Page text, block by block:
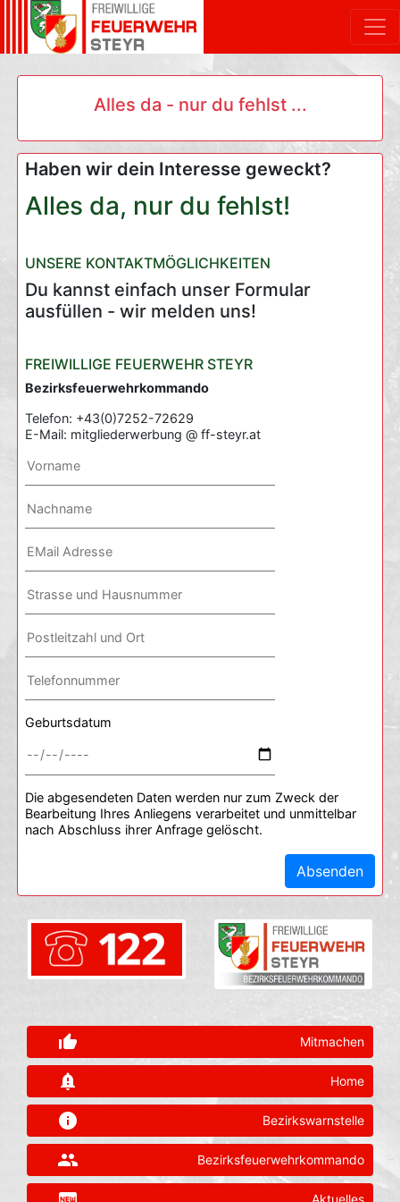
Alles da - nur du fehlst ...
Haben wir dein Interesse geweckt?
Alles da, nur du fehlst!
UNSERE KONTAKTMÖGLICHKEITEN
Du kannst einfach unser Formular
ausfüllen - wir melden uns!
FREIWILLIGE FEUERWEHR STEYR
Bezirksfeuerwehrkommando
Telefon: +43(0)7252-72629
E-Mail: mitgliederwerbung @ ff-steyr.at
Geburtsdatum
Die abgesendeten Daten werden nur zum Zweck der
Bearbeitung Ihres Anliegens verarbeitet und unmittelbar
nach Abschluss ihrer Anfrage gelöscht.
Absenden
thumb_up_alt Mitmachen
notification_important Home
info Bezirkswarnstelle
group Bezirksfeuerwehrkommando
Aktuelles